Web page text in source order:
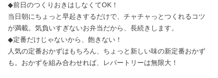
◆前日のつくりおきはしなくてOK！
当日朝にちょっと早起きするだけで、チャチャっとつくれるコツ
が満載。気負いすぎないお弁当だから、長続きします。
◆定番だけじゃないから、飽きない！
人気の定番おかずはもちろん、ちょっと新しい味の新定番おかず
も。おかずを組み合わせれば、レパートリーは無限大！